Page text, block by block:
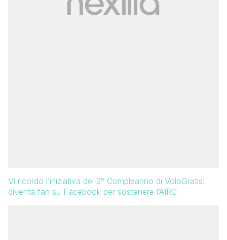
Vi ricordo l’iniziativa del 2° Compleanno di VoloGratis:
diventa fan su Facebook per sostenere l’AIRC